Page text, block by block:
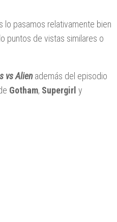
pasamos relativamente bien
puntos de vistas similares o
vs Alienademás del episodio
Gotham, Supergirl y